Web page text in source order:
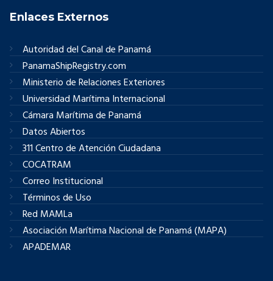
Enlaces Externos
Autoridad del Canal de Panamá
PanamaShipRegistry.com
Ministerio de Relaciones Exteriores
Universidad Marítima Internacional
Cámara Marítima de Panamá
Datos Abiertos
311 Centro de Atención Ciudadana
COCATRAM
Correo Institucional
Términos de Uso
Red MAMLa
Asociación Marítima Nacional de Panamá (MAPA)
APADEMAR